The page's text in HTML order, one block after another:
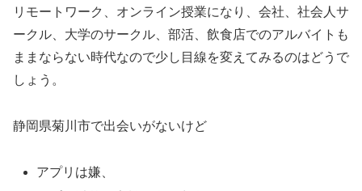
リモートワーク、オンライン授業になり、会社、社会人サ
ークル、大学のサークル、部活、飲食店でのアルバイトも
ままならない時代なので少し目線を変えてみるのはどうで
しょう。
静岡県菊川市で出会いがないけど
アプリは嫌、